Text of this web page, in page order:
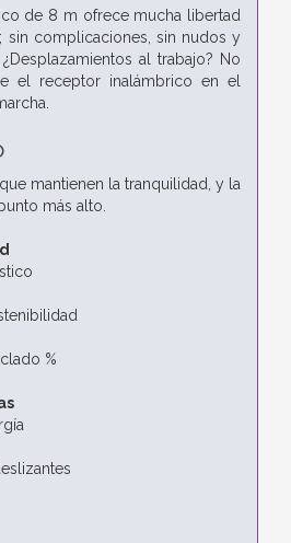
de 8 m ofrece mucha libertad
sin complicaciones, sin nudos y
al trabajo? No
el receptor inalámbrico en el
mantienen la tranquilidad, y la
más alto.
%